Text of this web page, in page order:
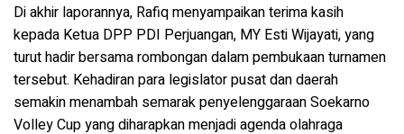
Di akhir laporannya, Rafiq menyampaikan terima kasih
kepada Ketua DPP PDI Perjuangan, MY Esti Wijayati, yang
turut hadir bersama rombongan dalam pembukaan turnamen
tersebut. Kehadiran para legislator pusat dan daerah
semakin menambah semarak penyelenggaraan Soekarno
Volley Cup yang diharapkan menjadi agenda olahraga